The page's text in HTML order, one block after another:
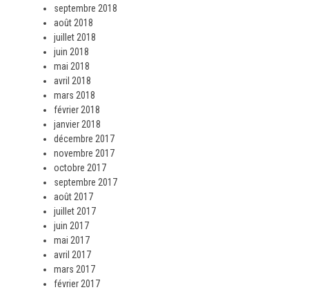
septembre 2018
août 2018
juillet 2018
juin 2018
mai 2018
avril 2018
mars 2018
février 2018
janvier 2018
décembre 2017
novembre 2017
octobre 2017
septembre 2017
août 2017
juillet 2017
juin 2017
mai 2017
avril 2017
mars 2017
février 2017